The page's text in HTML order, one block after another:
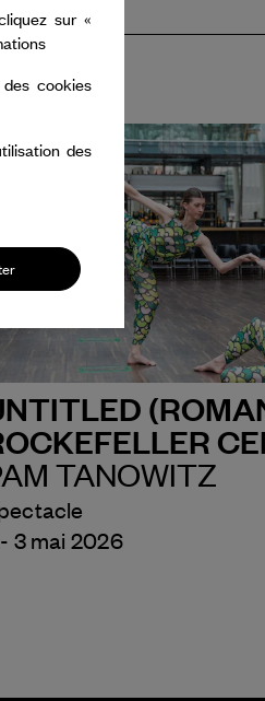
TANOWITZ
3 mai 2026
sur «
cookies
des